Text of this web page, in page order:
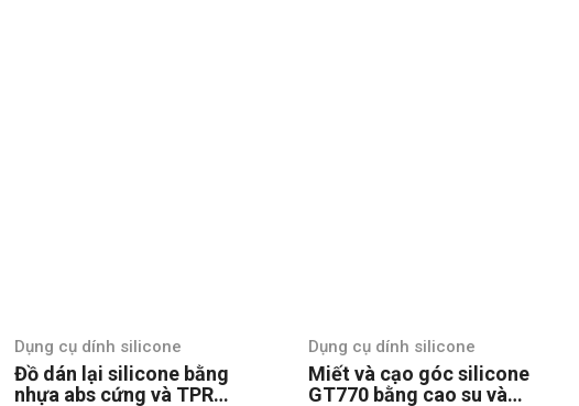
Dụng cụ dính silicone
Miết và cạo góc silicone
GT770 bằng cao su và
Dụng cụ dính silicone
Keo chống mốc silicone
trung tính SN-501